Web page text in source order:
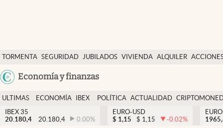
TORMENTA SEGURIDAD JUBILADOS VIVIENDA ALQUILER
Economía y finanzas
Economía y finanzas
Política
Actualidad
Criptomonedas
ULTIMAS
NOTICIAS
ECONOMÍA
FINANZAS
IBEX
EURO
POLÍTICA ACTUALIDAD
IBEX 35
20.180,4
20.180,4 0.00%
EURO-USD
$ 1,15 $ 1,15 -0.02%